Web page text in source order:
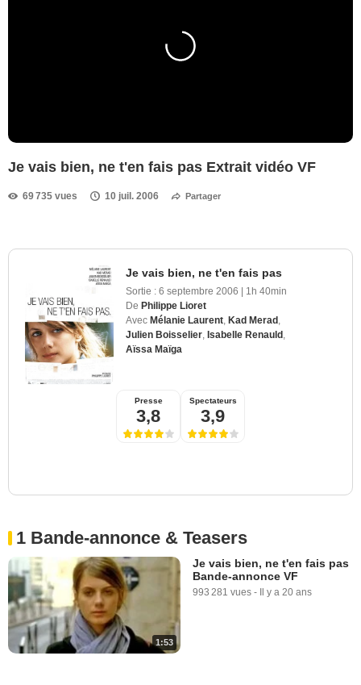
Je vais bien, ne t'en fais pas Extrait vidéo VF
69 735 vues 10 juil. 2006 Partager
Je vais bien, ne t'en fais pas
Sortie : 6 septembre 2006 | 1h 40min
De Philippe Lioret
Avec Mélanie Laurent Kad Merad
Julien Boisselier Isabelle Renauld
Aïssa Maïga
Presse
3,8
Spectateurs
3,9
1 Bande-annonce & Teasers
1:53
Je vais bien, ne t'en fais pas
Bande-annonce VF
993 281 vues - Il y a 20 ans